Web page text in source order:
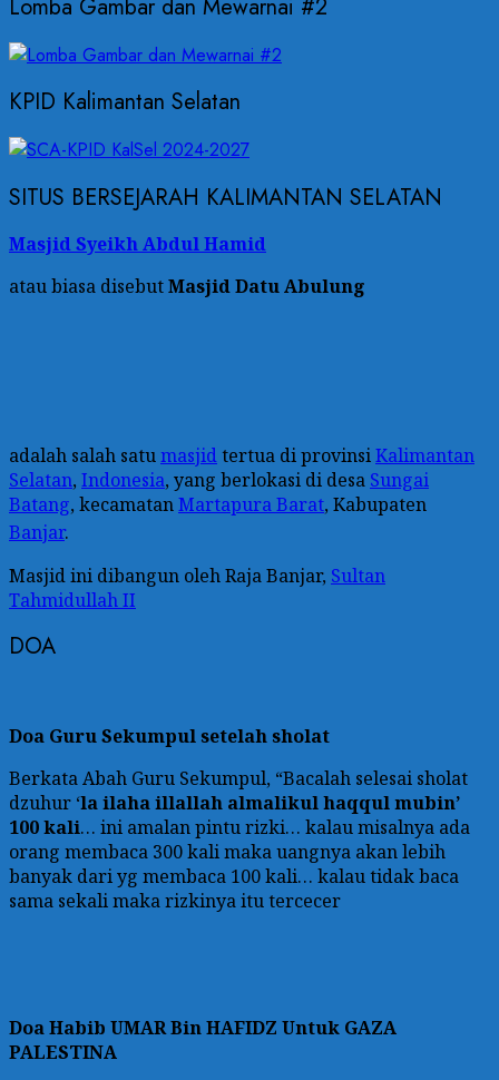
Lomba Gambar dan Mewarnai #2
KPID Kalimantan Selatan
SITUS BERSEJARAH KALIMANTAN SELATAN
Masjid Syeikh Abdul Hamid
atau biasa disebutMasjid Datu Abulung
adalah salah satumasjidtertua di provinsiKalimantan
Selatan, Indonesia, yang berlokasi di desa Sungai
Batang, kecamatanMartapura Barat, Kabupaten
Banjar.
Masjid ini dibangun oleh Raja Banjar, Sultan
Tahmidullah II
DOA
Doa Guru Sekumpul setelah sholat
Berkata Abah Guru Sekumpul, “Bacalah selesai sholat
dzuhur ‘la ilaha illallah almalikul haqqul mubin’
100 kali… ini amalan pintu rizki… kalau misalnya ada
orang membaca 300 kali maka uangnya akan lebih
banyak dari yg membaca 100 kali… kalau tidak baca
sama sekali maka rizkinya itu tercecer
DoaHabib UMAR Bin HAFIDZ Untuk GAZA
PALESTINA